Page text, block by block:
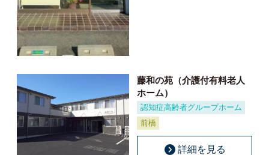
藤和の苑（介護付有料老人
ホーム）
認知症高齢者グループホーム
前橋
詳細を見る